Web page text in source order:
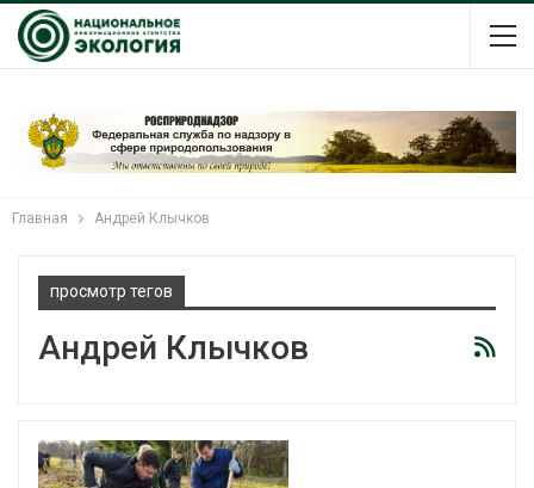
Главная Андрей Клычков
просмотр тегов
Андрей Клычков